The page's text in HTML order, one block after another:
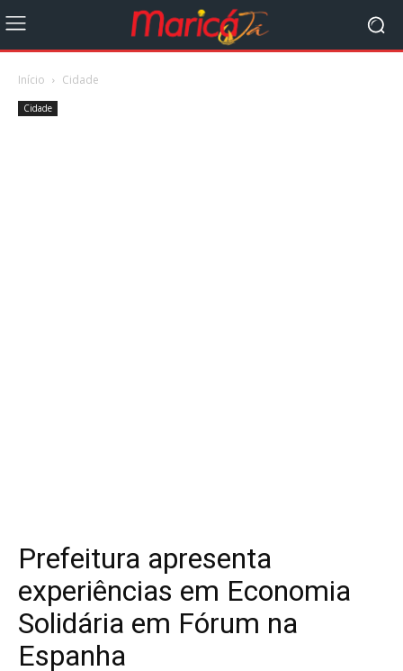
Início Cidade
Cidade
Prefeitura apresenta
experiências em Economia
Solidária em Fórum na
Espanha